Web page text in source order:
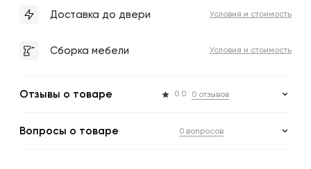
Доставка до двери Условия и стоимость
Сборка мебели Условия и стоимость
Отзывы о товаре 0.0 0 отзывов
Вопросы о товаре 0 вопросов